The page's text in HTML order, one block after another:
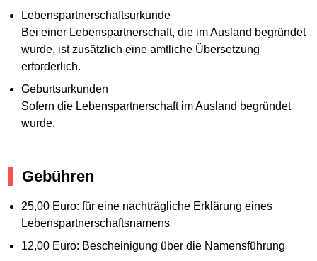
Lebenspartnerschaftsurkunde
Bei einer Lebenspartnerschaft, die im Ausland begründet
wurde, ist zusätzlich eine amtliche Übersetzung
erforderlich.
Geburtsurkunden
Sofern die Lebenspartnerschaft im Ausland begründet
wurde.
Gebühren
25,00 Euro: für eine nachträgliche Erklärung eines
Lebenspartnerschaftsnamens
12,00 Euro: Bescheinigung über die Namensführung